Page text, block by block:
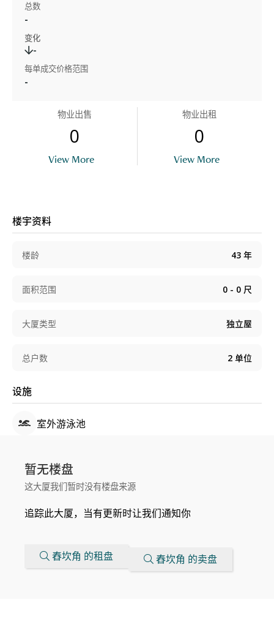
总数
-
变化
-
每单成交价格范围
-
物业出售
0
View More
物业出租
0
View More
楼宇资料
楼龄 43 年
面积范围 0 - 0 尺
大厦类型 独立屋
总户数 2 单位
设施
室外游泳池
暂无楼盘
这大厦我们暂时没有楼盘来源
追踪此大厦，当有更新时让我们通知你
舂坎角 的租盘 舂坎角 的卖盘